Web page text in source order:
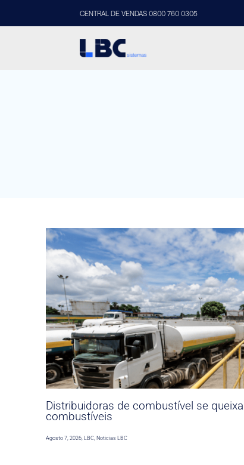
CENTRAL DE VENDAS 0800 760 0305
Distribuidoras de combustível se
combustíveis
Agosto 7, 2026,LBC,Noticias LBC